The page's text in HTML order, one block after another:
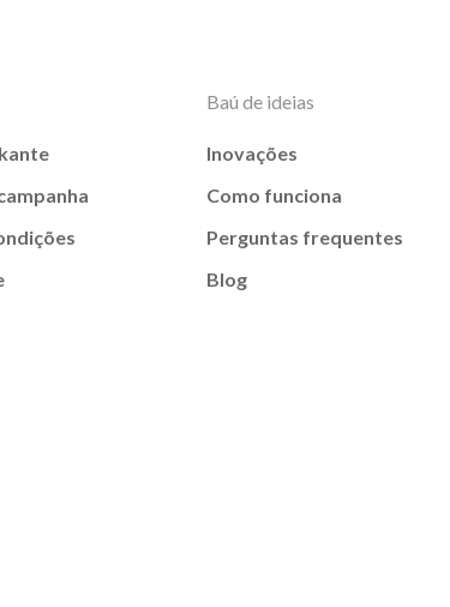
Baú de ideias
Inovações
Como funciona
Perguntas frequentes
Blog